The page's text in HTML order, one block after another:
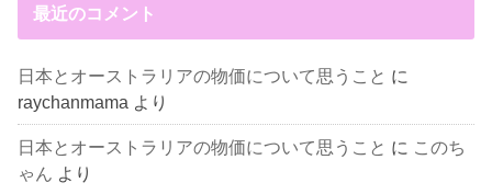
最近のコメント
日本とオーストラリアの物価について思うこと に
raychanmama より
日本とオーストラリアの物価について思うこと に このち
ゃん より